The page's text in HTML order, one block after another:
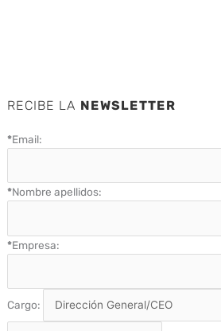
RECIBE LA NEWSLETTER
*Email:
*Nombre apellidos:
*Empresa:
Cargo: